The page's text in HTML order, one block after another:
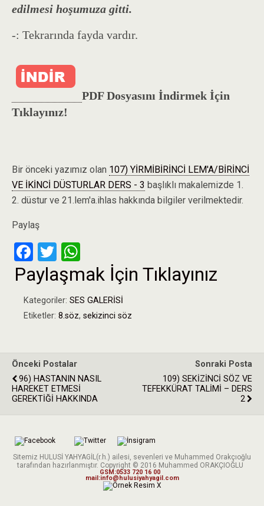
edilmesi hoşumuza gitti.
-: Tekrarında fayda vardır.
PDF Dosyasını İndirmek İçin
Tıklayınız!
Bir önceki yazımız olan 107) YİRMİBİRİNCİ LEM'A/BİRİNCİ
VE İKİNCİ DÜSTURLAR DERS - 3 başlıklı makalemizde 1.
2. düstur ve 21.lem'a.ihlas hakkında bilgiler verilmektedir.
Paylaş
F
a
ce
b
k
T
wi
tt
er
h
s
Paylaşmak İçin Tıklayınız
Kategoriler: SES GALERİSİ
Etiketler: 8.söz, sekizinci söz
Önceki Postalar
96) HASTANIN NASIL
HAREKET ETMESİ
GEREKTİĞİ HAKKINDA
Sonraki Posta
109) SEKİZİNCİ SÖZ VE
TEFEKKÜRAT TALİMİ – DERS
2
Sitemiz HULUSİ YAHYAGİL(r.h.) ailesi, sevenleri ve Muhammed Orakçıoğlu
tarafından hazırlanmıştır. Copyright © 2016 Muhammed ORAKÇIOĞLU
GSM:0533 720 16 00
mail:info@hulusiyahyagil.com
X